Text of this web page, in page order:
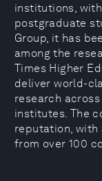
institutions,
postgraduate
Group, it has
among the
Times Higher
deliver world-
research
institutes. The
reputation, with
from over 100